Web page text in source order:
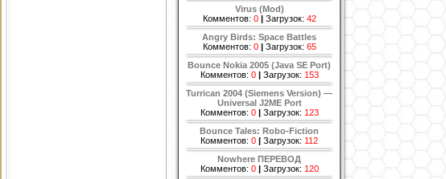
Virus (Mod)
Комментов: 0| Загрузок: 42
Angry Birds: Space Battles
Комментов: 0| Загрузок: 65
Bounce Nokia 2005 (Java SE Port)
Комментов: 0| Загрузок: 153
Turrican 2004 (Siemens Version) —
Universal J2ME Port
Комментов: 0| Загрузок: 123
Bounce Tales: Robo-Fiction
Комментов: 0 | Загрузок: 112
Nowhere ПЕРЕВОД
Комментов: 0| Загрузок: 120